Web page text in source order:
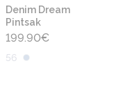
Denim Dream
Pintsak
199.90€
56